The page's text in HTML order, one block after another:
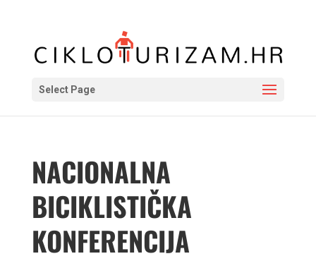
Select Page
NACIONALNA
BICIKLISTIČKA
KONFERENCIJA